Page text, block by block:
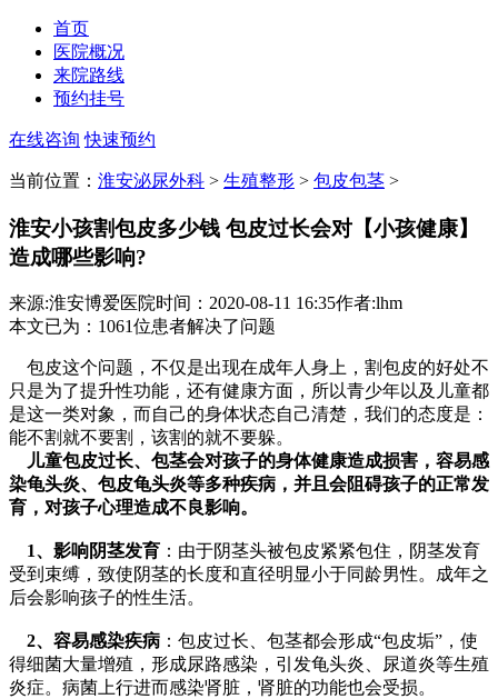
首页
医院概况
来院路线
预约挂号
在线咨询 快速预约
当前位置： 淮安泌尿外科 > 生殖整形 > 包皮包茎 >
淮安小孩割包皮多少钱 包皮过长会对【小孩健康】
造成哪些影响?
来源:淮安博爱医院时间：2020-08-11 16:35作者:lhm
本文已为 ：1061位患者解决了问题
包皮这个问题，不仅是出现在成年人身上，割包皮的好处不
只是为了提升性功能，还有健康方面，所以青少年以及儿童都
是这一类对象，而自己的身体状态自己清楚，我们的态度是：
能不割就不要割，该割的就不要躲。
儿童包皮过长、包茎会对孩子的身体健康造成损害，容易感
染龟头炎、包皮龟头炎等多种疾病，并且会阻碍孩子的正常发
育，对孩子心理造成不良影响。
1、影响阴茎发育 ：由于阴茎头被包皮紧紧包住，阴茎发育
受到束缚，致使阴茎的长度和直径明显小于同龄男性。成年之
后会影响孩子的性生活。
2、容易感染疾病 ：包皮过长、包茎都会形成“包皮垢”，使
得细菌大量增殖，形成尿路感染，引发龟头炎、尿道炎等生殖
炎症。病菌上行进而感染肾脏，肾脏的功能也会受损。